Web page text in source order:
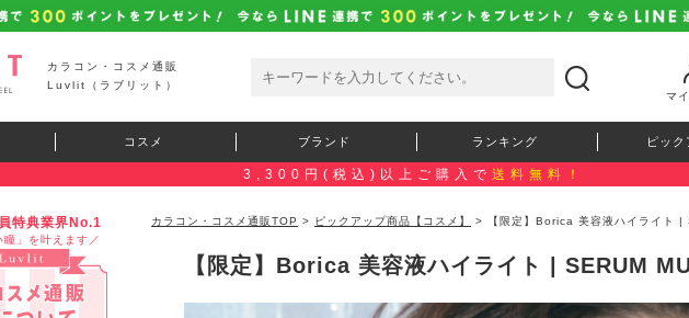
カラコン・コスメ通販
Luvlit（ラブリット）
マ
コスメ ブランド ランキング ピッ
3,300円(税込)以上ご購入で 送料無料！
特典業界No.1
」を叶えます／
カラコン・コスメ通販TOP > ピックアップ商品【コスメ】 > 【限定】Borica 美容液ハイライト
【限定】Borica 美容液ハイライト | SERUM